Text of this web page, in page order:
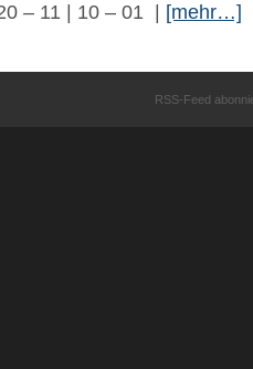
– 11 | 10 – 01 | [mehr…]
RSS-Feed